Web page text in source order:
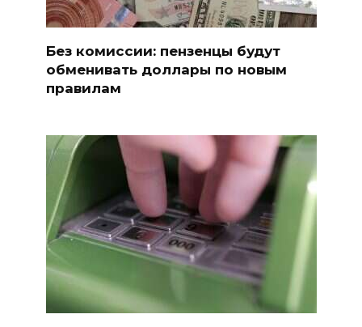
Без комиссии: пензенцы будут
обменивать доллары по новым
правилам